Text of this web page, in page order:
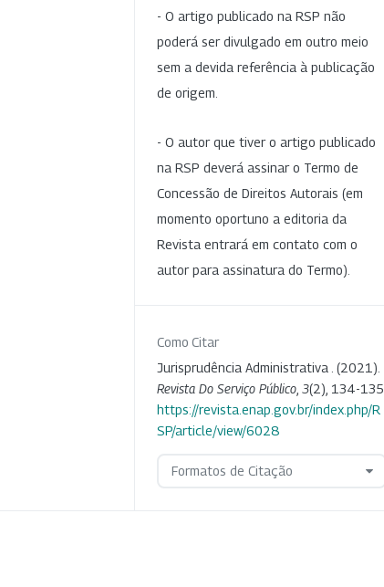
- O artigo publicado na RSP não
poderá ser divulgado em outro meio
sem a devida referência à publicação
de origem.
- O autor que tiver o artigo publicado
na RSP deverá assinar o Termo de
Concessão de Direitos Autorais (em
momento oportuno a editoria da
Revista entrará em contato com o
autor para assinatura do Termo).
Como Citar
Jurisprudência Administrativa . (2021).
Revista Do Serviço Público 3(2), 134-135.
https://revista.enap.gov.br/index.php/R
SP/article/view/6028
Formatos de Citação